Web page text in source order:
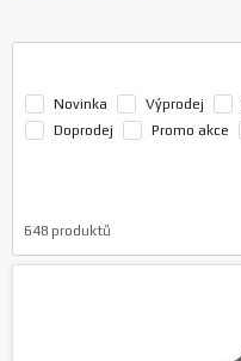
Novinka Výprodej
Doprodej
Promo akce
648 produktů